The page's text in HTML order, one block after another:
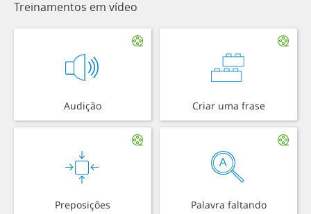
Treinamentos em vídeo
Audição Criar uma frase
Preposições Palavra faltando